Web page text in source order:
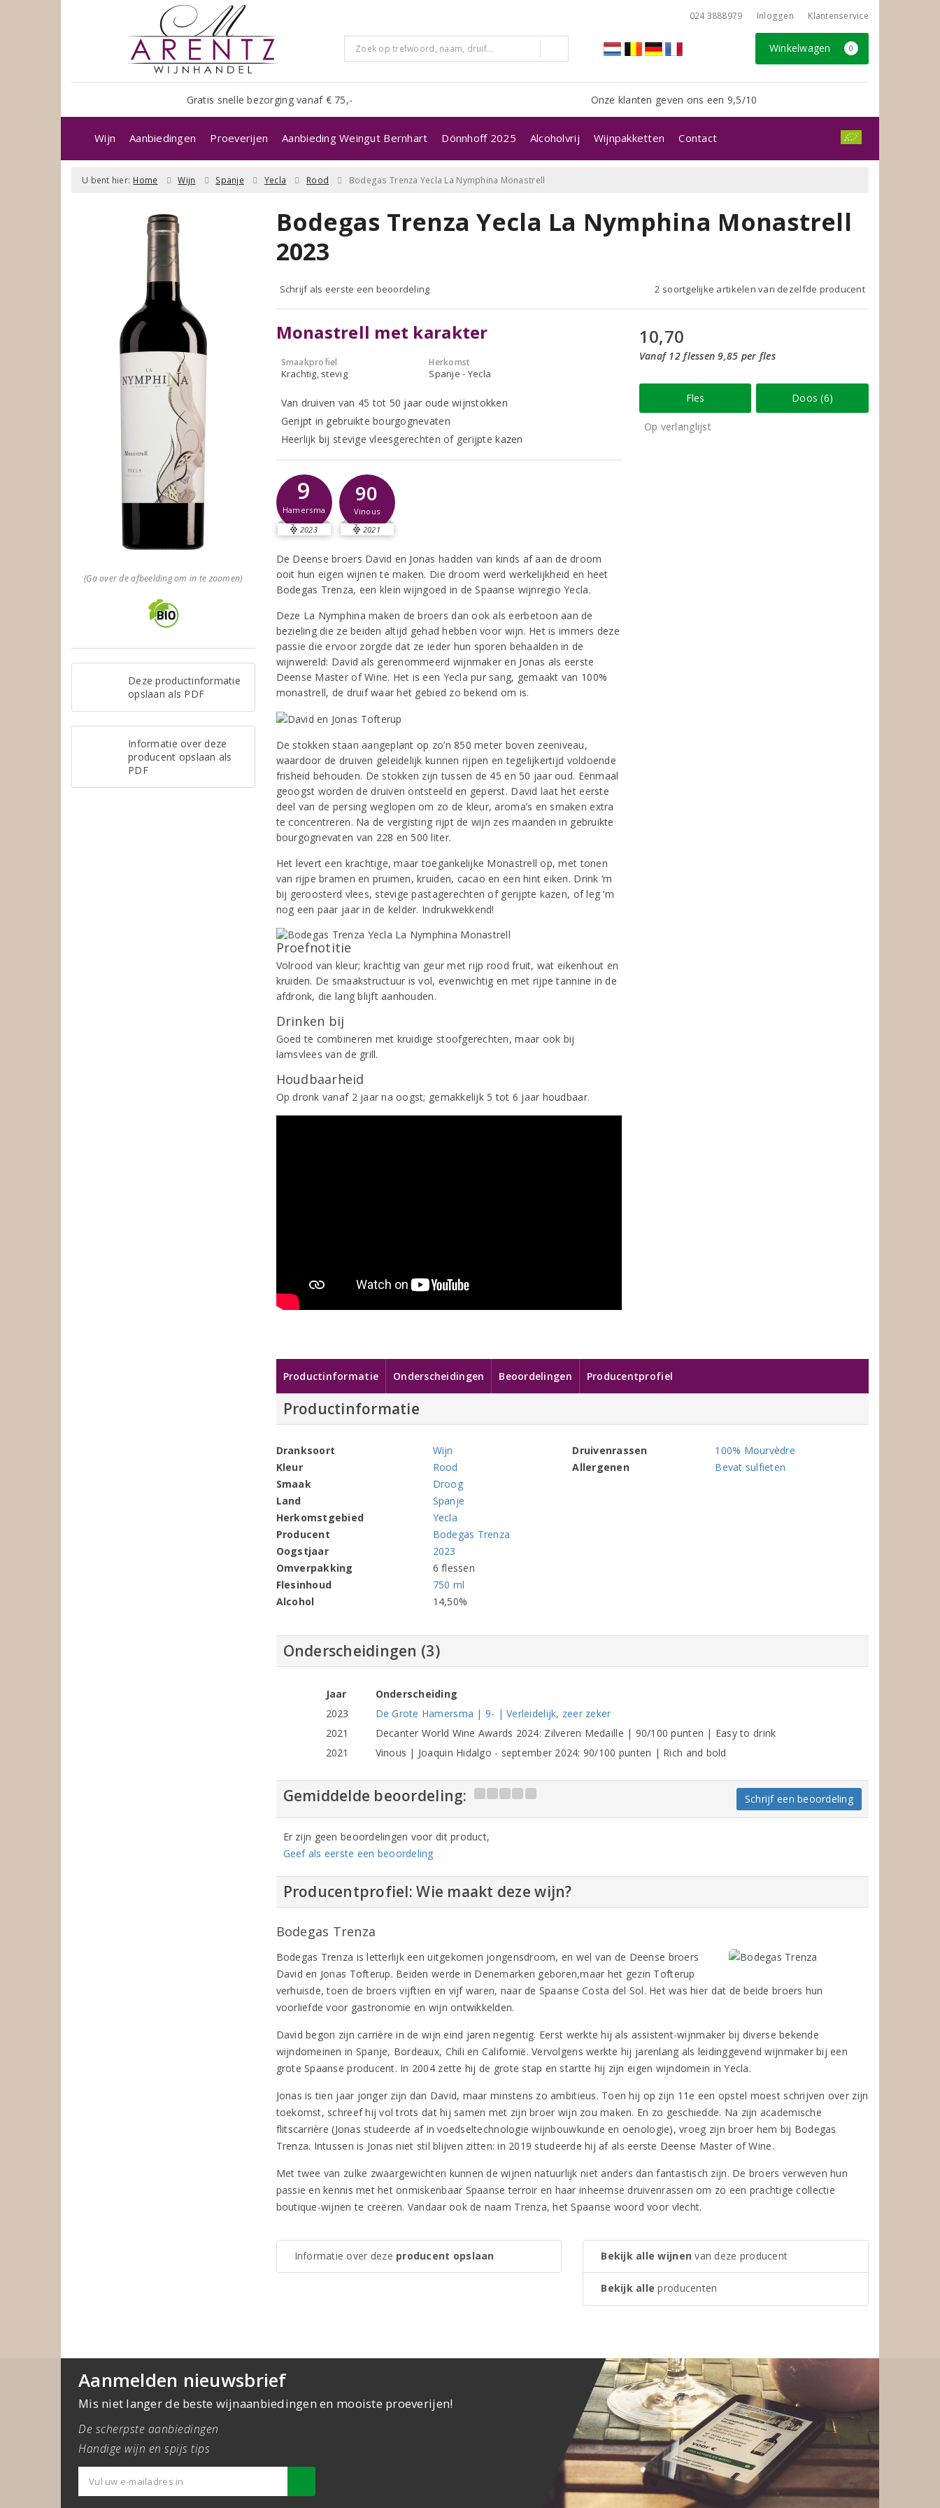
024 3888979 Inloggen Klantenservice
Winkelwagen 0
Gratis snelle bezorging vanaf € 75,- Onze klanten geven ons een 9,5/10
Wijn Aanbiedingen Proeverijen Aanbieding Weingut Bernhart Dönnhoff 2025 Alcoholvrij Wijnpakketten Contact
U bent hier: Home Wijn Spanje Yecla Rood Bodegas Trenza Yecla La Nymphina Monastrell
(Ga over de afbeelding om in te zoomen)
Deze productinformatie
opslaan als PDF
Informatie over deze
producent opslaan als
PDF
Bodegas Trenza Yecla La Nymphina Monastrell
2023
Schrijf als eerste een beoordeling 2 soortgelijke artikelen van dezelfde producent
Monastrell met karakter
Smaakprofiel
Krachtig, stevig
Herkomst
Spanje - Yecla
Van druiven van 45 tot 50 jaar oude wijnstokken
Gerijpt in gebruikte bourgognevaten
Heerlijk bij stevige vleesgerechten of gerijpte kazen
9
Hamersma
2023
90
Vinous
2021
De Deense broers David en Jonas hadden van kinds af aan de droom
ooit hun eigen wijnen te maken. Die droom werd werkelijkheid en heet
Bodegas Trenza, een klein wijngoed in de Spaanse wijnregio Yecla.
Deze La Nymphina maken de broers dan ook als eerbetoon aan de
bezieling die ze beiden altijd gehad hebben voor wijn. Het is immers deze
passie die ervoor zorgde dat ze ieder hun sporen behaalden in de
wijnwereld: David als gerenommeerd wijnmaker en Jonas als eerste
Deense Master of Wine. Het is een Yecla pur sang, gemaakt van 100%
monastrell, de druif waar het gebied zo bekend om is.
De stokken staan aangeplant op zo’n 850 meter boven zeeniveau,
waardoor de druiven geleidelijk kunnen rijpen en tegelijkertijd voldoende
frisheid behouden. De stokken zijn tussen de 45 en 50 jaar oud. Eenmaal
geoogst worden de druiven ontsteeld en geperst. David laat het eerste
deel van de persing weglopen om zo de kleur, aroma’s en smaken extra
te concentreren. Na de vergisting rijpt de wijn zes maanden in gebruikte
bourgognevaten van 228 en 500 liter.
Het levert een krachtige, maar toegankelijke Monastrell op, met tonen
van rijpe bramen en pruimen, kruiden, cacao en een hint eiken. Drink ‘m
bij geroosterd vlees, stevige pastagerechten of gerijpte kazen, of leg ‘m
nog een paar jaar in de kelder. Indrukwekkend!
Proefnotitie
Volrood van kleur; krachtig van geur met rijp rood fruit, wat eikenhout en
kruiden. De smaakstructuur is vol, evenwichtig en met rijpe tannine in de
afdronk, die lang blijft aanhouden.
Drinken bij
Goed te combineren met kruidige stoofgerechten, maar ook bij
lamsvlees van de grill.
Houdbaarheid
Op dronk vanaf 2 jaar na oogst; gemakkelijk 5 tot 6 jaar houdbaar.
10,70
Vanaf 12 flessen 9,85 per fles
Fles Doos (6)
Op verlanglijst
Productinformatie Onderscheidingen Beoordelingen Producentprofiel
Productinformatie
Dranksoort
Wijn
Kleur
Rood
Smaak
Droog
Land
Spanje
Herkomstgebied
Yecla
Producent
Bodegas Trenza
Oogstjaar
2023
Omverpakking
6 flessen
Flesinhoud
750 ml
Alcohol
14,50%
Druivenrassen
100% Mourvèdre
Allergenen
Bevat sulfieten
Onderscheidingen (3)
Jaar
Onderscheiding
2023
De Grote Hamersma | 9- | Verleidelijk, zeer zeker
2021
Decanter World Wine Awards 2024: Zilveren Medaille | 90/100 punten | Easy to drink
2021
Vinous | Joaquin Hidalgo - september 2024: 90/100 punten | Rich and bold
Gemiddelde beoordeling: Schrijf een beoordeling
Er zijn geen beoordelingen voor dit product,
Geef als eerste een beoordeling
Producentprofiel: Wie maakt deze wijn?
Bodegas Trenza
Bodegas Trenza is letterlijk een uitgekomen jongensdroom, en wel van de Deense broers
David en Jonas Tofterup. Beiden werde in Denemarken geboren,maar het gezin Tofterup
verhuisde, toen de broers vijftien en vijf waren, naar de Spaanse Costa del Sol. Het was hier dat de beide broers hun
voorliefde voor gastronomie en wijn ontwikkelden.
David begon zijn carrière in de wijn eind jaren negentig. Eerst werkte hij als assistent-wijnmaker bij diverse bekende
wijndomeinen in Spanje, Bordeaux, Chili en Californië. Vervolgens werkte hij jarenlang als leidinggevend wijnmaker bij een
grote Spaanse producent. In 2004 zette hij de grote stap en startte hij zijn eigen wijndomein in Yecla.
Jonas is tien jaar jonger zijn dan David, maar minstens zo ambitieus. Toen hij op zijn 11e een opstel moest schrijven over zijn
toekomst, schreef hij vol trots dat hij samen met zijn broer wijn zou maken. En zo geschiedde. Na zijn academische
flitscarrière (Jonas studeerde af in voedseltechnologie wijnbouwkunde en oenologie), vroeg zijn broer hem bij Bodegas
Trenza. Intussen is Jonas niet stil blijven zitten: in 2019 studeerde hij af als eerste Deense Master of Wine.
Met twee van zulke zwaargewichten kunnen de wijnen natuurlijk niet anders dan fantastisch zijn. De broers verweven hun
passie en kennis met het onmiskenbaar Spaanse terroir en haar inheemse druivenrassen om zo een prachtige collectie
boutique-wijnen te creëren. Vandaar ook de naam Trenza, het Spaanse woord voor vlecht.
Informatie over deze producent opslaan Bekijk alle wijnen van deze producent
Bekijk alle producenten
Aanmelden nieuwsbrief
Mis niet langer de beste wijnaanbiedingen en mooiste proeverijen!
De scherpste aanbiedingen
Handige wijn en spijs tips